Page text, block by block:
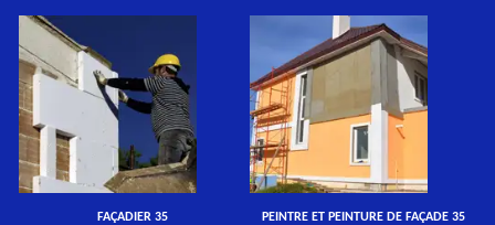
FAÇADIER 35 PEINTRE ET PEINTURE DE FAÇADE 35